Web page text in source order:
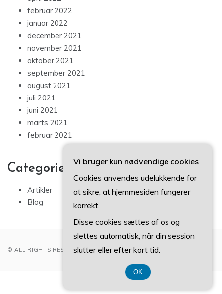
februar 2022
januar 2022
december 2021
november 2021
oktober 2021
september 2021
august 2021
juli 2021
juni 2021
marts 2021
februar 2021
Categories
Artikler
Blog
© ALL RIGHTS RESERVED 2022
Vi bruger kun nødvendige cookies
Cookies anvendes udelukkende for
at sikre, at hjemmesiden fungerer
korrekt.
Disse cookies sættes af os og
slettes automatisk, når din session
slutter eller efter kort tid.
OK